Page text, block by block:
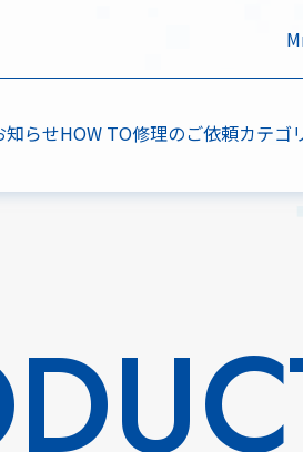
知らせHOW TO修理のご依頼カテゴ